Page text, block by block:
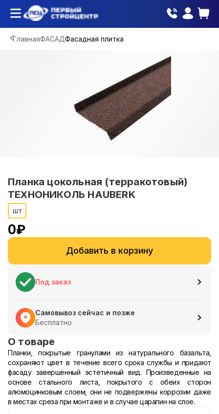
ГлавнаяФАСАДФасадная плитка
Планка цокольная (терракотовый)
ТЕХНОНИКОЛЬ HAUBERK
шт
0₽
Добавить в корзину
Под заказ
Самовывоз сейчас и позже
Бесплатно
О товаре
Планки, покрытые гранулами из натурального базальта,
сохраняют цвет в течение всего срока службы и придают
фасаду завершённый эстетичный вид. Произведенные на
основе стального листа, покрытого с обеих сторон
алюмоцинковым слоем, они не подвержены коррозии даже
в местах среза при монтаже и в случае царапин на слое.